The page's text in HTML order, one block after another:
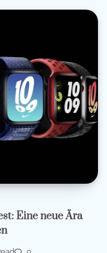
Eine neue Ära